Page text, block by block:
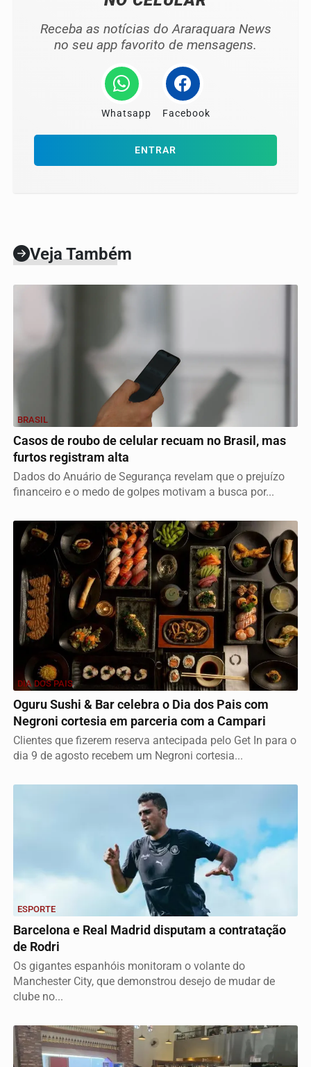
Receba as notícias do Araraquara News
no seu app favorito de mensagens.
Whatsapp Facebook
ENTRAR
Veja Também
BRASIL
Casos de roubo de celular recuam no Brasil, mas
furtos registram alta
Dados do Anuário de Segurança revelam que o prejuízo
financeiro e o medo de golpes motivam a busca por...
DIA DOS PAIS
Oguru Sushi & Bar celebra o Dia dos Pais com
Negroni cortesia em parceria com a Campari
Clientes que fizerem reserva antecipada pelo Get In para o
dia 9 de agosto recebem um Negroni cortesia...
ESPORTE
Barcelona e Real Madrid disputam a contratação
de Rodri
Os gigantes espanhóis monitoram o volante do
Manchester City, que demonstrou desejo de mudar de
clube no...